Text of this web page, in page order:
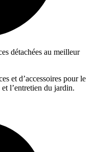
détachées au meilleur
et d’accessoires pour le
l’entretien du jardin.